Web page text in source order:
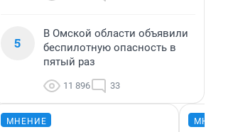
5
В Омской области объявили
беспилотную опасность в
пятый раз
11 896 33
МНЕНИЕ